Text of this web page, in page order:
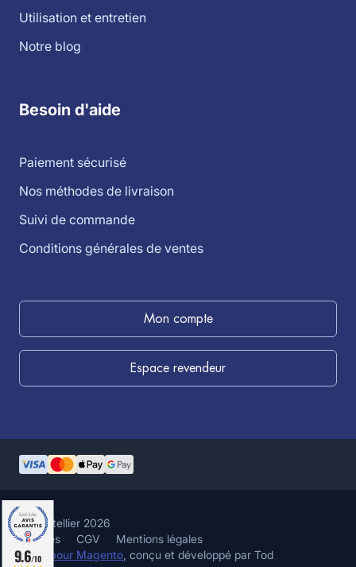
Utilisation et entretien
Notre blog
Besoin d'aide
Paiement sécurisé
Nos méthodes de livraison
Suivi de commande
Conditions générales de ventes
Mon compte
Espace revendeur
©louistellier 2026
Hyvä pour Magento , conçu et développé par Tod
Cookies CGV Mentions légales
9.6/10